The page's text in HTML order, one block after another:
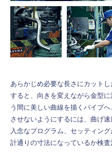
あらかじめ必要な長さにカット
すると、向きを変えながら金型
う間に美しい曲線を描くパイプ
させないようにするには、曲げ
入念なプログラム、セッティン
計通りの寸法になっているか検